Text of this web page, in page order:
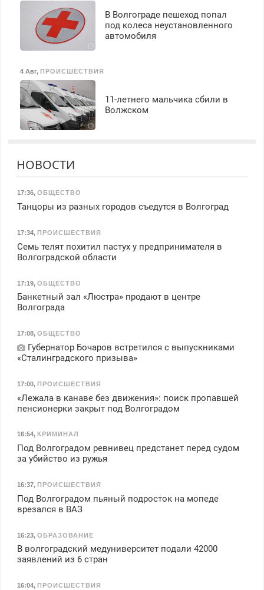
В Волгограде пешеход попал
под колеса неустановленного
автомобиля
4 Авг, ПРОИСШЕСТВИЯ
11-летнего мальчика сбили в
Волжском
НОВОСТИ
17:36, ОБЩЕСТВО
Танцоры из разных городов съедутся в Волгоград
17:34, ПРОИСШЕСТВИЯ
Семь телят похитил пастух у предпринимателя в
Волгоградской области
17:19, ОБЩЕСТВО
Банкетный зал «Люстра» продают в центре
Волгограда
17:08, ОБЩЕСТВО
Губернатор Бочаров встретился с выпускниками
«Сталинградского призыва»
17:00, ПРОИСШЕСТВИЯ
«Лежала в канаве без движения»: поиск пропавшей
пенсионерки закрыт под Волгоградом
16:54, КРИМИНАЛ
Под Волгоградом ревнивец предстанет перед судом
за убийство из ружья
16:37, ПРОИСШЕСТВИЯ
Под Волгоградом пьяный подросток на мопеде
врезался в ВАЗ
16:23, ОБРАЗОВАНИЕ
В волгоградский медуниверситет подали 42000
заявлений из 6 стран
16:04, ПРОИСШЕСТВИЯ